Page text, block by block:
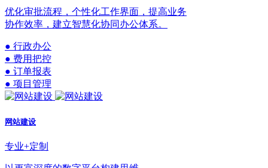
优化审批流程，个性化工作界面，提高业务
协作效率，建立智慧化协同办公体系。
● 行政办公
● 费用把控
● 订单报表
● 项目管理
网站建设
专业+定制